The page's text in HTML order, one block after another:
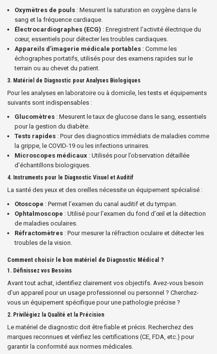
Oxymètres de pouls : Mesurent la saturation en oxygène dans le
sang et la fréquence cardiaque.
Électrocardiographes (ECG) : Enregistrent l'activité électrique du
cœur, essentiels pour détecter les troubles cardiaques.
Appareils d’imagerie médicale portables : Comme les
échographes portatifs, utilisés pour des examens rapides sur le
terrain ou au chevet du patient.
3. Matériel de Diagnostic pour Analyses Biologiques
Pour les analyses en laboratoire ou à domicile, les tests et équipements
suivants sont indispensables :
Glucomètres : Mesurent le taux de glucose dans le sang, essentiels
pour la gestion du diabète.
Tests rapides : Pour des diagnostics immédiats de maladies comme
la grippe, le COVID-19 ou les infections urinaires.
Microscopes médicaux : Utilisés pour l’observation détaillée
d’échantillons biologiques.
4. Instruments pour le Diagnostic Visuel et Auditif
La santé des yeux et des oreilles nécessite un équipement spécialisé :
Otoscope : Permet l’examen du canal auditif et du tympan.
Ophtalmoscope : Utilisé pour l’examen du fond d’œil et la détection
de maladies oculaires.
Réfractomètres : Pour mesurer la réfraction oculaire et détecter les
troubles de la vision.
Comment choisir le bon matériel de Diagnostic Médical ?
1. Définissez vos Besoins
Avant tout achat, identifiez clairement vos objectifs. Avez-vous besoin
d’un appareil pour un usage professionnel ou personnel ? Cherchez-
vous un équipement spécifique pour une pathologie précise ?
2. Privilégiez la Qualité et la Précision
Le matériel de diagnostic doit être fiable et précis. Recherchez des
marques reconnues et vérifiez les certifications (CE, FDA, etc.) pour
garantir la conformité aux normes médicales.